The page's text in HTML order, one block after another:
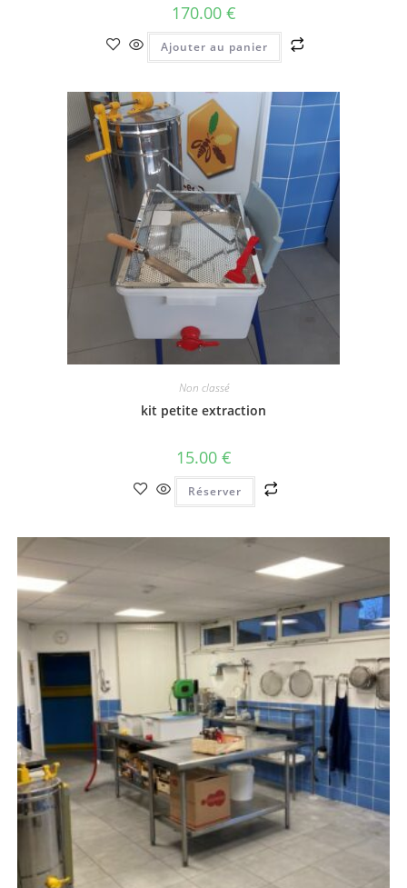
170.00 €
Ajouter au panier
Non classé
kit petite extraction
15.00 €
Réserver